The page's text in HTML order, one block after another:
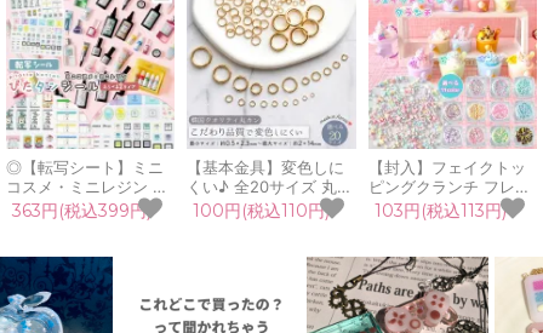
◎【転写シート】ミニ
コスメ・ミニレジン ぴ
たタンシール 転写シー
ル レジンシール コスメ
剤 装飾シール 透明 こ
するだけGreenOcean
オリジナル♪《選べる2
種》
363円(税込399円)
【基本金具】変色しに
くい♪ 全20サイズ 丸カ
ン 韓国製 こだわり品質
リング マルカン きれい
ー キーホルダー パーツ
基礎 材料 ハンドメイド
資材 《選べる20種》
100円(税込110円)
【封入】フェイクトッ
ピングクランチ フレー
ク トッピング 砂糖 シ
ュガー チョコ デコ レ
テル カラースプレー ス
イーツ ホイップ UVレ
ジン 《選べる11タイ
プ》
103円(税込113円)